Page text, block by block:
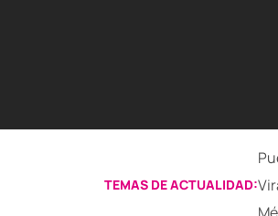
TEMAS DE ACTUALIDAD: